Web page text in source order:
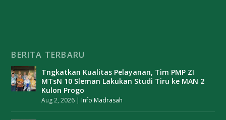
BERITA TERBARU
Tngkatkan Kualitas Pelayanan, Tim PMP ZI
MTsN 10 Sleman Lakukan Studi Tiru ke MAN 2
Kulon Progo
Aug 2, 2026 | Info Madrasah